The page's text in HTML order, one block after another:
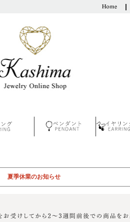
夏季休業のお知らせ